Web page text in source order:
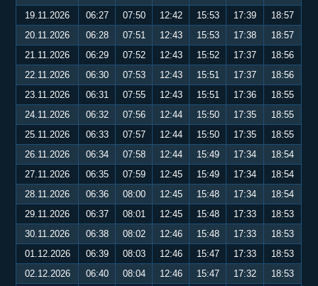
19.11.2026
06:27 07:50 12:42 15:53 17:39
18:57
20.11.2026
06:28 07:51 12:43 15:53 17:38
18:57
21.11.2026
06:29 07:52 12:43 15:52 17:37
18:56
22.11.2026
06:30 07:53 12:43 15:51 17:37
18:56
23.11.2026
06:31 07:55 12:43 15:51 17:36
18:55
24.11.2026
06:32 07:56 12:44 15:50 17:35
18:55
25.11.2026
06:33 07:57 12:44 15:50 17:35
18:55
26.11.2026
06:34 07:58 12:44 15:49 17:34
18:54
27.11.2026
06:35 07:59 12:45 15:49 17:34
18:54
28.11.2026
06:36 08:00 12:45 15:48 17:34
18:54
29.11.2026
06:37 08:01 12:45 15:48 17:33
18:53
30.11.2026
06:38 08:02 12:46 15:48 17:33
18:53
01.12.2026
06:39 08:03 12:46 15:47 17:33
18:53
02.12.2026
06:40 08:04 12:46 15:47 17:32
18:53